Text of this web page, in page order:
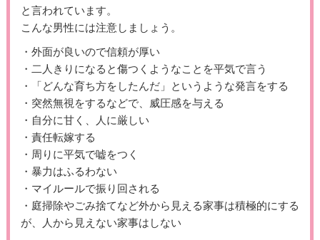
と言われています。
こんな男性には注意しましょう。
・外面が良いので信頼が厚い
・二人きりになると傷つくようなことを平気で言う
・「どんな育ち方をしたんだ」というような発言をする
・突然無視をするなどで、威圧感を与える
・自分に甘く、人に厳しい
・責任転嫁する
・周りに平気で嘘をつく
・暴力はふるわない
・マイルールで振り回される
・庭掃除やごみ捨てなど外から見える家事は積極的にする
が、人から見えない家事はしない